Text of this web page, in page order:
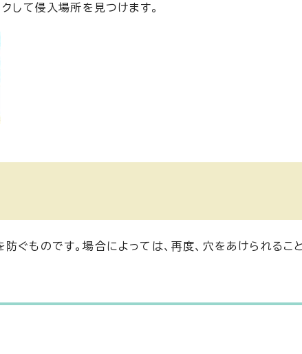
して侵入場所を見つけます。
ぐものです。場合によっては、再度、穴をあけられるこ